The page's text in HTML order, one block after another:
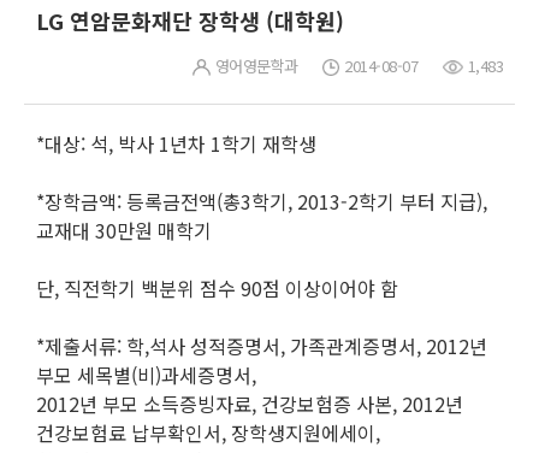
LG 연암문화재단 장학생 (대학원)
영어영문학과 2014-08-07 1,483
*대상: 석, 박사 1년차 1학기 재학생
*장학금액: 등록금전액(총3학기, 2013-2학기 부터 지급),
교재대 30만원 매학기
단, 직전학기 백분위 점수 90점 이상이어야 함
*제출서류: 학,석사 성적증명서, 가족관계증명서, 2012년
부모 세목별(비)과세증명서,
2012년 부모 소득증빙자료, 건강보험증 사본, 2012년
건강보험료 납부확인서, 장학생지원에세이,